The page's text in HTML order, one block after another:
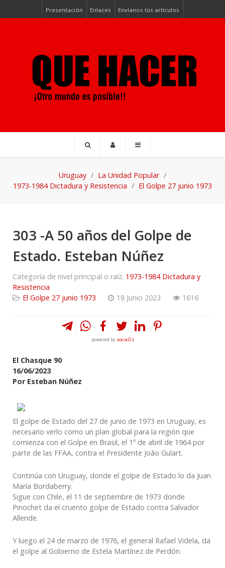
Presentación Enlaces Envíanos tús artículos
Uruguay
La Unidad Popular
1973-1984 Dictadura y Resistencia
El Golpe 27 junio 1973
303 -A 50 años del Golpe de
Estado. Esteban Núñez
Categoría de nivel principal o raíz: 1973-1984 Dictadura y
Resistencia
El Golpe 27 junio 1973
18 Junio 2023 1616
powered by social2s
El Chasque 90
16/06/2023
Por Esteban Núñez
El golpe de Estado del 27 de junio de 1973 en Uruguay, es
necesario verlo como un plan global para la región que
comienza con el Golpe en Brasil, el 1º de abril de 1964 por
parte de las FFAA, contra el Presidente João Gulart.
Continúa con Uruguay, donde el golpe de Estado lo da Juan
María Bordaberry.
Sigue con Chile, el 11 de septiembre de 1973 donde
Pinochet da el cruento golpe de Estado contra Salvador
Allende.
Y luego el 24 de marzo de 1976, el general Rafael Videla, da
el golpe al Gobierno de Estela Martínez de Perdón.